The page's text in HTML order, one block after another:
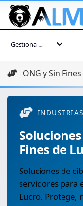
Gestiona tu cuenta
ONG y Sin
INDUSTRIAS
Fines de
Soluciones de
servidores para
Lucro. Protege,